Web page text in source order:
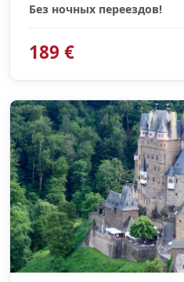
Без ночных переездов!
189 €